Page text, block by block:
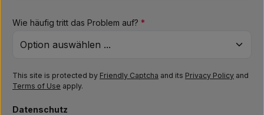
Wie häufig tritt das Problem auf? *
This site is protected by Friendly Captcha and its Privacy Policy and
Terms of Use apply.
Datenschutz